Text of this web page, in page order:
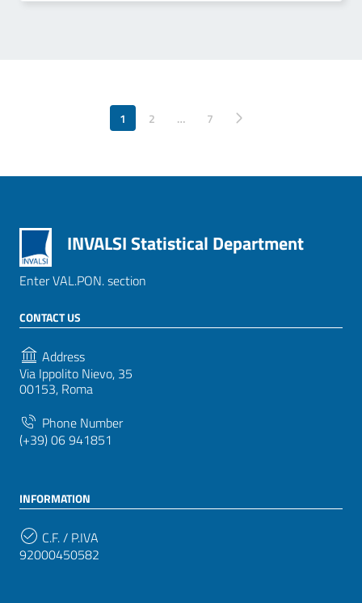
1 2 … 7
Pagina successiva
INVALSI Statistical Department
Enter VAL.PON. section
CONTACT US
Address
Via Ippolito Nievo, 35
00153, Roma
Phone Number
(+39) 06 941851
INFORMATION
C.F. / P.IVA
92000450582